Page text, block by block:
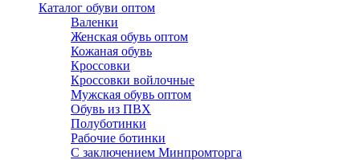
Каталог обуви оптом
Валенки
Женская обувь оптом
Кожаная обувь
Кроссовки
Кроссовки войлочные
Мужская обувь оптом
Обувь из ПВХ
Полуботинки
Рабочие ботинки
С заключением Минпромторга